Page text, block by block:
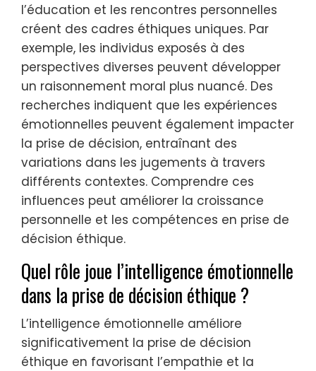
l’éducation et les rencontres personnelles
créent des cadres éthiques uniques. Par
exemple, les individus exposés à des
perspectives diverses peuvent développer
un raisonnement moral plus nuancé. Des
recherches indiquent que les expériences
émotionnelles peuvent également impacter
la prise de décision, entraînant des
variations dans les jugements à travers
différents contextes. Comprendre ces
influences peut améliorer la croissance
personnelle et les compétences en prise de
décision éthique.
Quel rôle joue l’intelligence émotionnelle
dans la prise de décision éthique ?
L’intelligence émotionnelle améliore
significativement la prise de décision
éthique en favorisant l’empathie et la